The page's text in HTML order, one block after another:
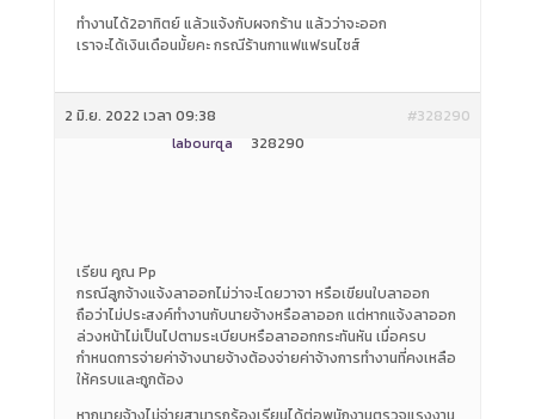
ทำงานได้2อาทิตย์ แล้วแจ้งกับผจกร้าน แล้วว่าจะออก
เราจะได้เงินเดือนมั้ยคะ กรณีร้านกาแฟแฟรนไชส์
2 มิ.ย. 2022 เวลา 09:38
#328290
labourqa
328290
เรียน คูณ Pp
กรณีลูกจ้างแจ้งลาออกไม่ว่าจะโดยวาจา หรือเขียนใบลาออก
ถือว่าไม่ประสงค์ทำงานกับนายจ้างหรือลาออก แต่หากแจ้งลาออก
ล่วงหน้าไม่เป็นไปตามระเบียบหรือลาออกกระทันหัน เมื่อครบ
กำหนดการจ่ายค่าจ้างนายจ้างต้องจ่ายค่าจ้างการทำงานที่คงเหลือ
ให้ครบและถูกต้อง